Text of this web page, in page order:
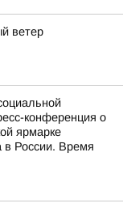
ветер
конференция о
ярмарке
в России. Время